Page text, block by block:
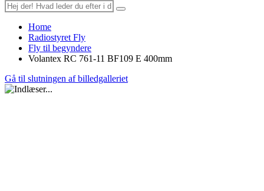
Home
Radiostyret Fly
Fly til begyndere
Volantex RC 761-11 BF109 E 400mm
Gå til slutningen af billedgalleriet